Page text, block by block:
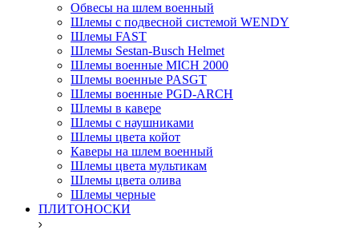
Обвесы на шлем военный
Шлемы c подвесной системой WENDY
Шлемы FAST
Шлемы Sestan-Busch Helmet
Шлемы военные MICH 2000
Шлемы военные PASGT
Шлемы военные PGD-ARCH
Шлемы в кавере
Шлемы с наушниками
Шлемы цвета койот
Каверы на шлем военный
Шлемы цвета мультикам
Шлемы цвета олива
Шлемы черные
ПЛИТОНОСКИ